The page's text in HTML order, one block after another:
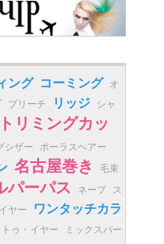
ング コーミング
オ
ブリーチ リッジ
シャ
トリミングカッ
シザー ポーラスヘアー
名古屋巻き
毛束
パーパス ネープ
ス
ヤー
ワンタッチカラ
ゥ・イヤー
ミックスパー